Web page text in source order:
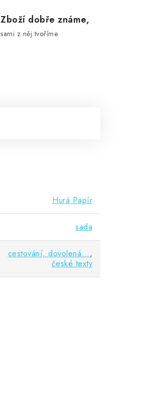
Zboží dobře známe,
sami z něj tvoříme
Hurá Papír
sada
cestování, dovolená...,
české texty